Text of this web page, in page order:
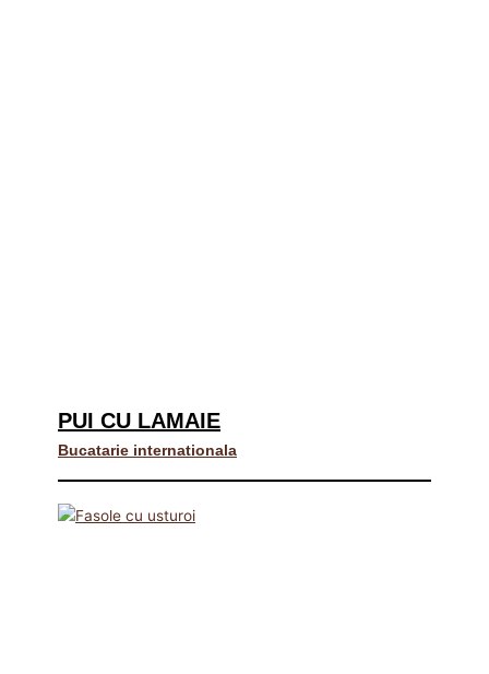
PUI CU LAMAIE
Bucatarie internationala